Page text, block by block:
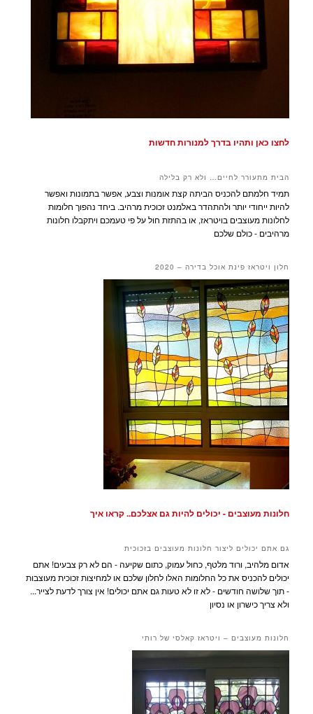
לחצו כאן ותהיו בדרך למנורות חדשות
הבית מתעורר לחיים… ולא רק בלילה
תמיד חלמתם להכניס הביתה קצת אומנות וצבע, אפשר בתמונות ואפשר
להיות ייחודי יותר ולהתהדר באלמנט זכוכית מרהיב. ביחד נהפוך חלומות
לחלונות מעוצבים בויטראז, או בהתזת חול על פי טעמכם ויתקבלו חלונות
מרהיבים - כולם שלכם
חלון ויטראז פינת אוכל בדירה – 2020
חלונות מעוצבים - יכולים להיות גם אצלכם.. קראו איך
גם אתם יכולים ליצור חלונות מעוצבים בזכוכית
אדום מלהיב, ורוד מלטף, כחול עמוק, כתום שקיעה - הם לא רק צבעים! אתם
יכולים להכניס את כל החלומות האלו לחלון שלכם או למחיצות זכוכית מעוצבות
- תוך שלושה חודשים - לא זו לא טעות גם אתם יכולים! אין צורך לדעת לצייר...
ולא צריך כישרון או נסיון
חלונות מעוצבים – ויטראז קאלסי של רותי